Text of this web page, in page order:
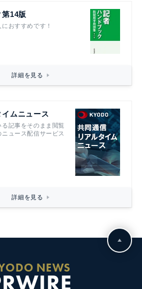
14版
おすすめです！
詳細を見る
ムニュース
記事をそのまま閲覧
ュース配信サービス
詳細を見る
NEWS